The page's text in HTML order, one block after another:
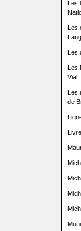
Les
Les
Les
Les
Vial
Les
de